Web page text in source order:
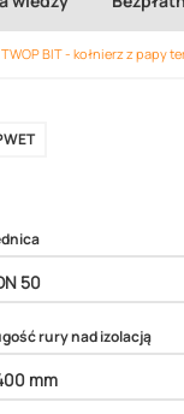
BIT - kołnierz z papy
rury nad izolacją